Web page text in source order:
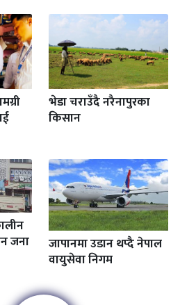
भेडा चराउँदै नरैनापुरका
किसान
जना
जापानमा उडान थप्दै नेपाल
वायुसेवा निगम